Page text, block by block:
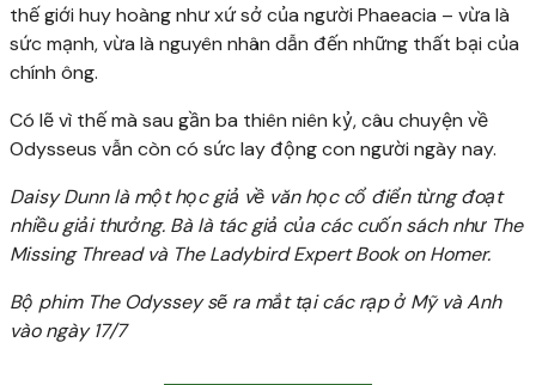
thế giới huy hoàng như xứ sở của người Phaeacia – vừa là
sức mạnh, vừa là nguyên nhân dẫn đến những thất bại của
chính ông.
Có lẽ vì thế mà sau gần ba thiên niên kỷ, câu chuyện về
Odysseus vẫn còn có sức lay động con người ngày nay.
Daisy Dunn là một học giả về văn học cổ điển từng đoạt
nhiều giải thưởng. Bà là tác giả của các cuốn sách như The
Missing Thread và The Ladybird Expert Book on Homer.
Bộ phim The Odyssey sẽ ra mắt tại các rạp ở Mỹ và Anh
vào ngày 17/7